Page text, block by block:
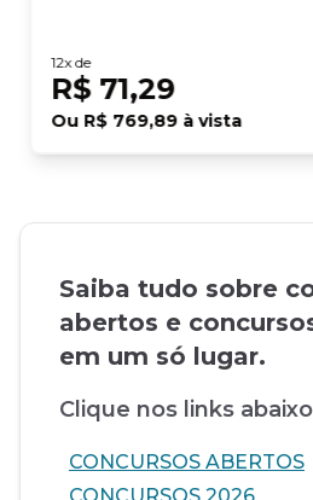
12x de
R$ 71,29
Ou R$ 769,89 à vista
Saiba tudo sobre
abertos e
em um só lugar.
Clique nos links
CONCURSOS ABERTOS
CONCURSOS 2026